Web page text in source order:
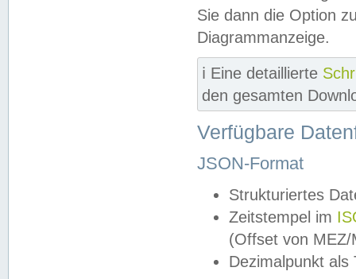
Sie dann die Option
Diagrammanzeige.
ℹ️ Eine detaillierte
den gesamten
Verfügbare
JSON-Format
Strukturiertes
Zeitstempel im
(Offset von MEZ/
Dezimalpunkt als